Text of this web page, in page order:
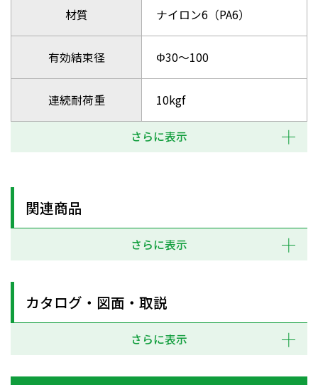
材質 ナイロン6（PA6）
有効結束径 Φ30～100
連続耐荷重 10kgf
さらに表示
関連商品
さらに表示
カタログ・図面・取説
さらに表示